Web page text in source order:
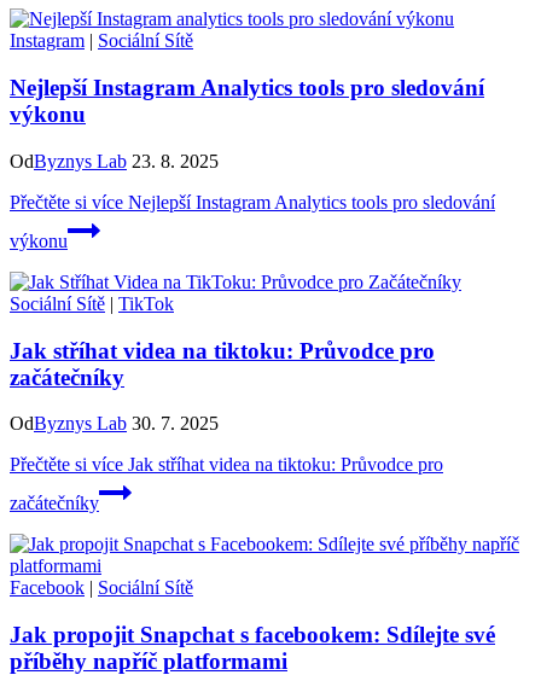
Instagram | Sociální Sítě
Nejlepší Instagram Analytics tools pro sledování
výkonu
OdByznys Lab 23. 8. 2025
Přečtěte si více Nejlepší Instagram Analytics tools pro sledování
výkonu
Sociální Sítě | TikTok
Jak stříhat videa na tiktoku: Průvodce pro
začátečníky
OdByznys Lab 30. 7. 2025
Přečtěte si více Jak stříhat videa na tiktoku: Průvodce pro
začátečníky
Facebook | Sociální Sítě
Jak propojit Snapchat s facebookem: Sdílejte své
příběhy napříč platformami